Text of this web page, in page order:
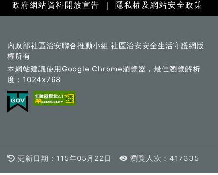
政府網站資料開放宣告 ｜ 隱私權及網站安全政策
內政部社區治安聯合推動小組 社區治安安全生活守護網版
權所有
本網站建議使用Google Chrome瀏覽器，最佳瀏覽解析
度：1024x768
更新日期：115年05月22日 瀏覽人次：417335